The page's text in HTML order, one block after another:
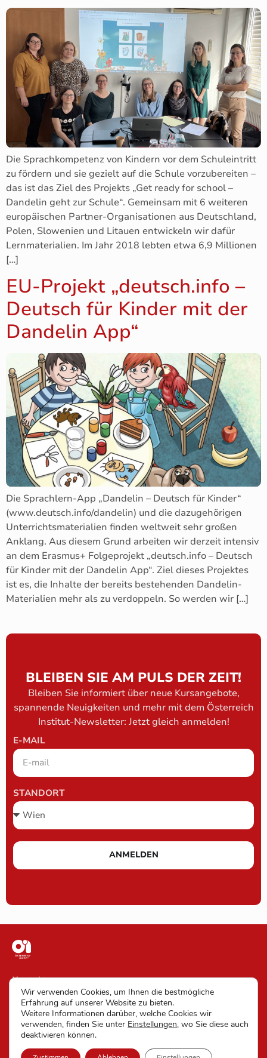
Die Sprachkompetenz von Kindern vor dem Schuleintritt
zu fördern und sie gezielt auf die Schule vorzubereiten –
das ist das Ziel des Projekts „Get ready for school –
Dandelin geht zur Schule“. Gemeinsam mit 6 weiteren
europäischen Partner-Organisationen aus Deutschland,
Polen, Slowenien und Litauen entwickeln wir dafür
Lernmaterialien. Im Jahr 2018 lebten etwa 6,9 Millionen
[…]
EU-Projekt „deutsch.info –
Deutsch für Kinder mit der
Dandelin App“
Die Sprachlern-App „Dandelin – Deutsch für Kinder“
(www.deutsch.info/dandelin) und die dazugehörigen
Unterrichtsmaterialien finden weltweit sehr großen
Anklang. Aus diesem Grund arbeiten wir derzeit intensiv
an dem Erasmus+ Folgeprojekt „deutsch.info – Deutsch
für Kinder mit der Dandelin App“. Ziel dieses Projektes
ist es, die Inhalte der bereits bestehenden Dandelin-
Materialien mehr als zu verdoppeln. So werden wir […]
BLEIBEN SIE AM PULS DER ZEIT!
Bleiben Sie informiert über neue Kursangebote,
spannende Neuigkeiten und mehr mit dem Österreich
Institut-Newsletter: Jetzt gleich anmelden!
E-MAIL
STANDORT
ANMELDEN
Kontakt
Impressum
AGB
Wir verwenden Cookies, um Ihnen die bestmögliche
Erfahrung auf unserer Website zu bieten.
Weitere Informationen darüber, welche Cookies wir
verwenden, finden Sie unter Einstellungen, wo Sie diese auch
deaktivieren können.